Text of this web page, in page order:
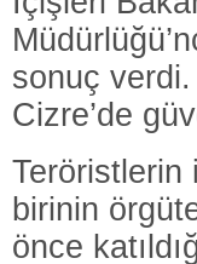
sonuç
Cizre’de
Teröristlerin
birinin
önce